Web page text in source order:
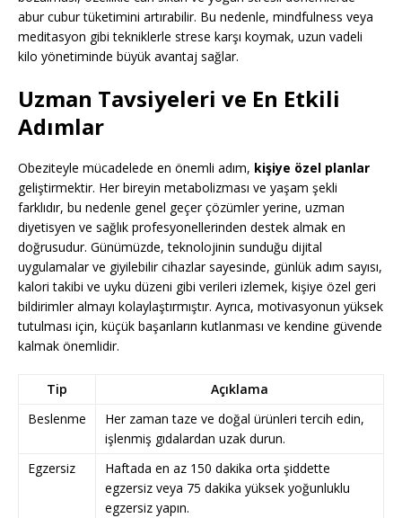
abur cubur tüketimini artırabilir. Bu nedenle, mindfulness veya
meditasyon gibi tekniklerle strese karşı koymak, uzun vadeli
kilo yönetiminde büyük avantaj sağlar.
Uzman Tavsiyeleri ve En Etkili
Adımlar
Obeziteyle mücadelede en önemli adım, kişiye özel planlar
geliştirmektir. Her bireyin metabolizması ve yaşam şekli
farklıdır, bu nedenle genel geçer çözümler yerine, uzman
diyetisyen ve sağlık profesyonellerinden destek almak en
doğrusudur. Günümüzde, teknolojinin sunduğu dijital
uygulamalar ve giyilebilir cihazlar sayesinde, günlük adım sayısı,
kalori takibi ve uyku düzeni gibi verileri izlemek, kişiye özel geri
bildirimler almayı kolaylaştırmıştır. Ayrıca, motivasyonun yüksek
tutulması için, küçük başarıların kutlanması ve kendine güvende
kalmak önemlidir.
Tip
Açıklama
Beslenme
Her zaman taze ve doğal ürünleri tercih edin,
işlenmiş gıdalardan uzak durun.
Egzersiz
Haftada en az 150 dakika orta şiddette
egzersiz veya 75 dakika yüksek yoğunluklu
egzersiz yapın.